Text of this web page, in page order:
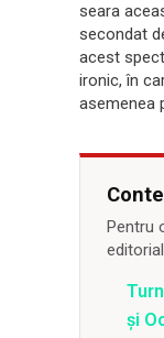
seara
secondat
acest
ironic, în
asemenea
Pentru
și